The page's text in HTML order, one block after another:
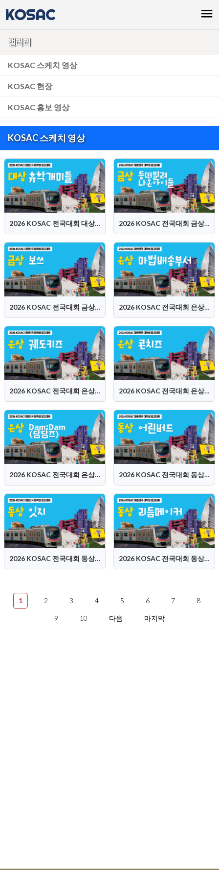
KOSAC menu
갤러리
KOSAC 스케치 영상
KOSAC 현장
KOSAC 홍보 영상
KOSAC 스케치 영상
2026 KOSAC 전국대회 대상 (휴학개미들) 2026 KOSAC 전국대회 금상 (등 떠밀려 나온 아이들)
2026 KOSAC 전국대회 금상 (보쓰) 2026 KOSAC 전국대회 은상 (마법배송부서)
2026 KOSAC 전국대회 은상 (궤도키즈) 2026 KOSAC 전국대회 은상 (콘치즈)
2026 KOSAC 전국대회 은상 (Dam:Dam 담담즈) 2026 KOSAC 전국대회 동상 (어린버드)
2026 KOSAC 전국대회 동상 (잇지) 2026 KOSAC 전국대회 동상 (리듬메이커)
1 2 3 4 5 6 7 8
9 10 다음 마지막